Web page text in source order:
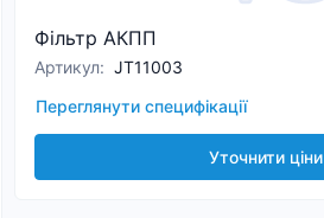
Фільтр АКПП
Артикул: JT11003
Переглянути специфікації
Уточнити ціни